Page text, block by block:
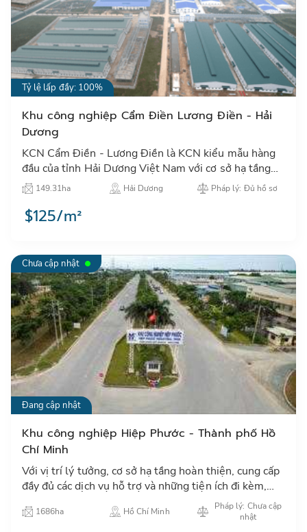
Tỷ lệ lấp đầy: 100%
Khu công nghiệp Cẩm Điền Lương Điền - Hải
Dương
KCN Cẩm Điền - Lương Điền là KCN kiểu mẫu hàng
đầu của tỉnh Hải Dương Việt Nam với cơ sở hạ tầng
và dịch vụ đạt tiêu chuẩn quốc tế thu hút các nhà đầu
tư nước n…
149.31ha Hải Dương Pháp lý: Đủ hồ sơ
$125/m²
Chưa cập nhật
Đang cập nhật
Khu công nghiệp Hiệp Phước - Thành phố Hồ
Chí Minh
Với vị trí lý tưởng, cơ sở hạ tầng hoàn thiện, cung cấp
đầy đủ các dịch vụ hỗ trợ và những tiện ích đi kèm,
KCN Hiệp Phước đem tới môi trường hoạt động tốt
nhất…
1686ha Hồ Chí Minh
Pháp lý: Chưa cập
nhật